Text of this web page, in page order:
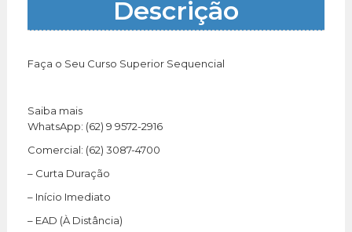
Descrição
Faça o Seu Curso Superior Sequencial
Saiba mais
WhatsApp: (62) 9 9572-2916
Comercial: (62) 3087-4700
– Curta Duração
– Início Imediato
– EAD (À Distância)